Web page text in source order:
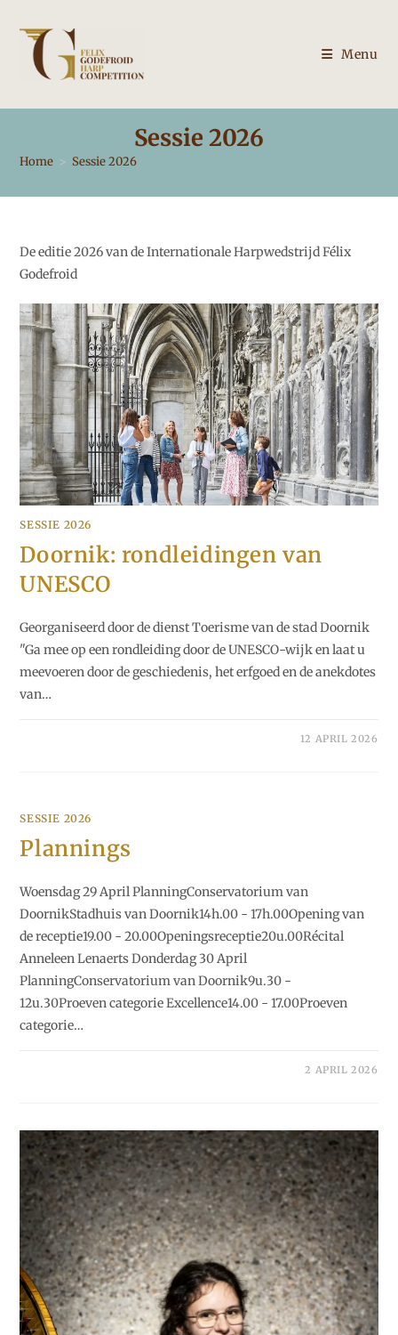
naar
inhoud
Menu
Sessie 2026
Home > Sessie 2026
De editie 2026 van de Internationale Harpwedstrijd Félix
Godefroid
SESSIE 2026
Doornik: rondleidingen van
UNESCO
Georganiseerd door de dienst Toerisme van de stad Doornik
"Ga mee op een rondleiding door de UNESCO-wijk en laat u
meevoeren door de geschiedenis, het erfgoed en de anekdotes
van…
12 APRIL 2026
SESSIE 2026
Plannings
Woensdag 29 April PlanningConservatorium van
DoornikStadhuis van Doornik14h.00 - 17h.00Opening van
de receptie19.00 - 20.00Openingsreceptie20u.00Récital
Anneleen Lenaerts Donderdag 30 April
PlanningConservatorium van Doornik9u.30 -
12u.30Proeven categorie Excellence14.00 - 17.00Proeven
categorie…
2 APRIL 2026